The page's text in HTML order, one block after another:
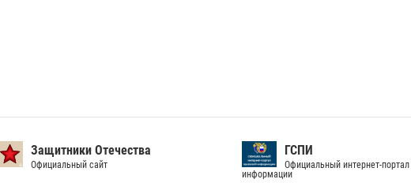
Защитники Отечества
Официальный сайт
ГСПИ
Официальный интернет-
информации